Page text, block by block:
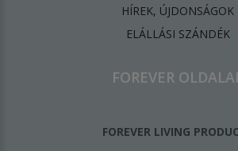
HÍREK, ÚJDONSÁGOK
ELÁLLÁSI SZÁNDÉK
FOREVER
FOREVER LIVING